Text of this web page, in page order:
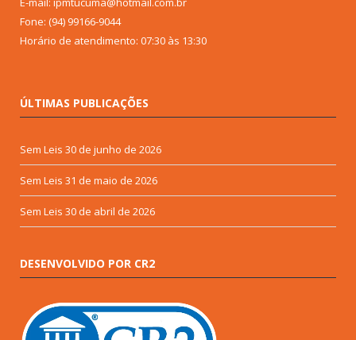
Fone: (94) 99166-9044
Horário de atendimento: 07:30 às 13:30
ÚLTIMAS PUBLICAÇÕES
Sem Leis 30 de junho de 2026
Sem Leis 31 de maio de 2026
Sem Leis 30 de abril de 2026
DESENVOLVIDO POR CR2